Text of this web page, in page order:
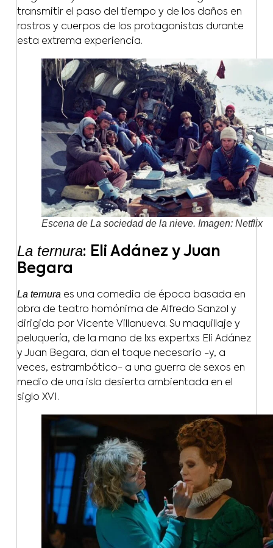
transmitir el paso del tiempo y de los daños en
rostros y cuerpos de los protagonistas durante
esta extrema experiencia.
Escena de La sociedad de la nieve. Imagen: Netflix
La ternura: Eli Adánez y Juan
Begara
La ternuraes una comedia de época basada en
obra de teatro homónima de Alfredo Sanzol y
dirigida por Vicente Villanueva. Su maquillaje y
peluquería, de la mano de lxs expertxs Eli Adánez
y Juan Begara, dan el toque necesario -y, a
veces, estrambótico- a una guerra de sexos en
medio de una isla desierta ambientada en el
siglo XVI.